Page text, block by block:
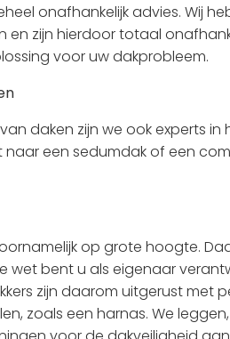
onafhankelijk advies. Wij
en zijn hierdoor totaal
voor uw dakprobleem.
daken zijn we ook experts
een sedumdak of een
op grote hoogte.
wet bent u als eigenaar
zijn daarom uitgerust met
zoals een harnas. We